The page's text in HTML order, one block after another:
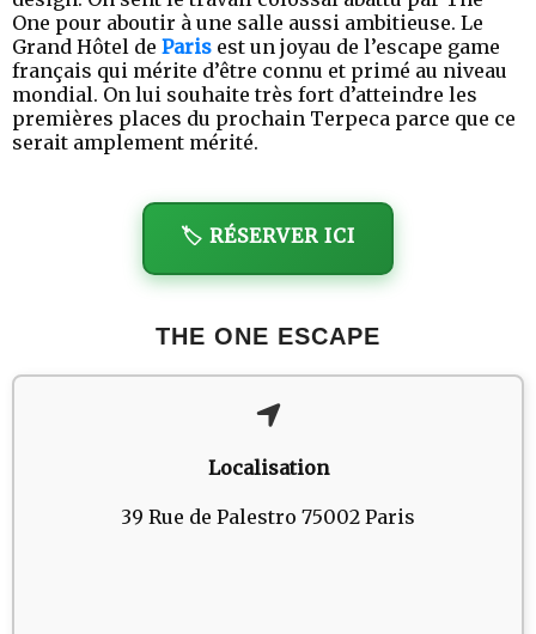
One pour aboutir à une salle aussi ambitieuse. Le
Grand Hôtel de Paris est un joyau de l’escape game
français qui mérite d’être connu et primé au niveau
mondial. On lui souhaite très fort d’atteindre les
premières places du prochain Terpeca parce que ce
serait amplement mérité.
🏷️ RÉSERVER ICI
THE ONE ESCAPE
Localisation
39 Rue de Palestro 75002 Paris